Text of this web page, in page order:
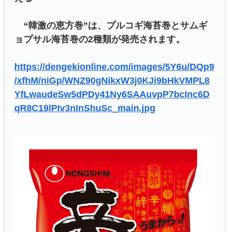
“韓激の恵方巻”は、プルコギ海苔巻とサムギ
ョプサル海苔巻の2種類が発売されます。
https://dengekionline.com/images/5Y6u/DQp9
/xfhM/niGp/WNZ90gNikxW3j0KJi9bHkVMPL8
YfLwaudeSw5dPDy41Ny6SAAuvpP7bcInc6D
qR8C19lPIv3nInShuSc_main.jpg